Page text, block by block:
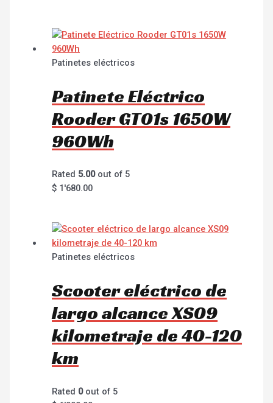
Patinetes eléctricos
Patinete Eléctrico
Rooder GT01s 1650W
960Wh
Rated 5.00out of 5
$ 1'680.00
Patinetes eléctricos
Scooter eléctrico de
largo alcance XS09
kilometraje de 40-120
km
Rated 0out of 5